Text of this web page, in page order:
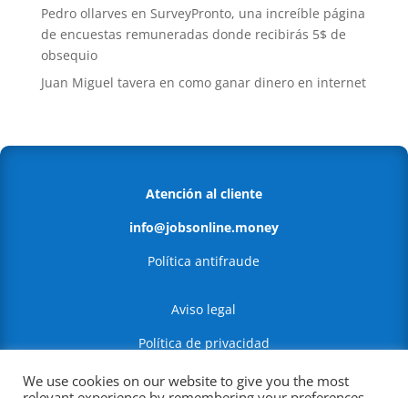
Pedro ollarves en SurveyPronto, una increíble página
de encuestas remuneradas donde recibirás 5$ de
obsequio
Juan Miguel tavera en como ganar dinero en internet
Atención al cliente
info@jobsonline.money
Política antifraude
Aviso legal
Política de privacidad
Política de Cookies
We use cookies on our website to give you the most